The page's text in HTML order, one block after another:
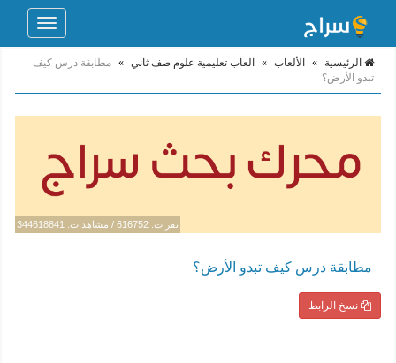
Toggle
الرئيسية » الألعاب » العاب تعليمية علوم صف ثاني » مطابقة درس كيف
تبدو الأرض؟
نقرات: 616752 / مشاهدات: 344618841
مطابقة درس كيف تبدو الأرض؟
نسخ الرابط